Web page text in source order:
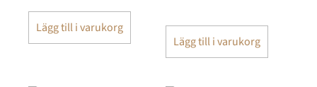
Lägg till i varukorg
Lägg till i varukorg